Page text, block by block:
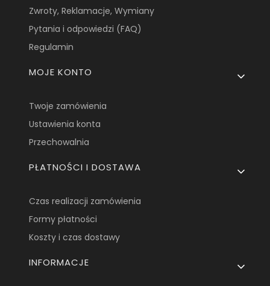
Zwroty, Reklamacje, Wymiany
Pytania i odpowiedzi (FAQ)
Regulamin
MOJE KONTO
Twoje zamówienia
Ustawienia konta
Przechowalnia
PŁATNOŚCI I DOSTAWA
Czas realizacji zamówienia
Formy płatności
Koszty i czas dostawy
INFORMACJE